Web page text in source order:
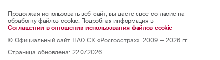
Продолжая использовать веб-сайт, вы даете свое согласие на
обработку файлов cookie. Подробная информация в
Соглашении в отношении использования файлов cookie
© Официальный сайт ПАО СК «Росгосстрах». 2009 — 2026 гг.
Страница обновлена: 22.07.2026